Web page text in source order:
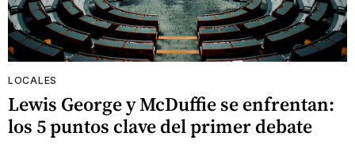
LOCALES
Lewis George y McDuffie se enfrentan:
los 5 puntos clave del primer debate